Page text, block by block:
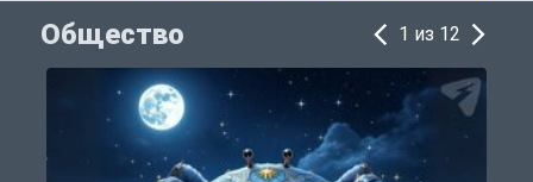
Общество 1 из 12